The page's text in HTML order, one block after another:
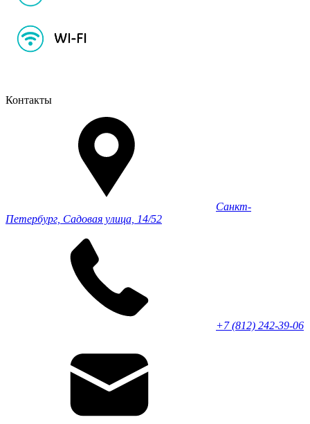
Контакты
Санкт-
Петербург, Садовая улица, 14/52
+7 (812) 242-39-06